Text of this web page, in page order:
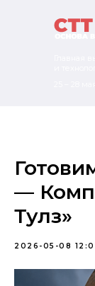
—
Тулз»
2026-05-08